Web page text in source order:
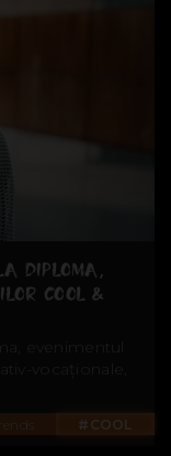
DIPLOMA,
COOL &
evenimentul
vocaționale,
#COOL